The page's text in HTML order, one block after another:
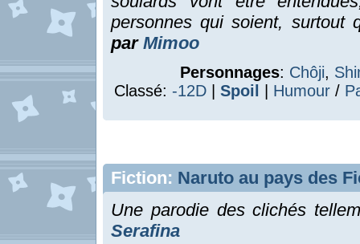
personnes qui soient, surtout
par Mimoo
Personnages: Chôji,
Classé: -12D Spoil Humour /
Fiction: Naruto au pays des
Une parodie des clichés
Serafina